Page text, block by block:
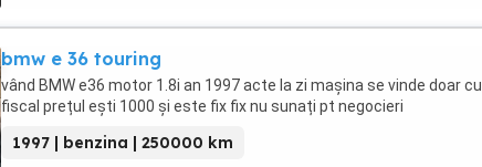
bmw e 36 touring
vând BMW e36 motor 1.8i an 1997 acte la zi mașina se vinde doar cu
fiscal prețul ești 1000 și este fix fix nu sunați pt negocieri
1997 | benzina | 250000 km